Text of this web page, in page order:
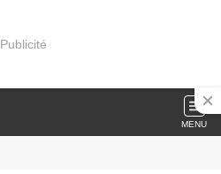
Publicité
MENU